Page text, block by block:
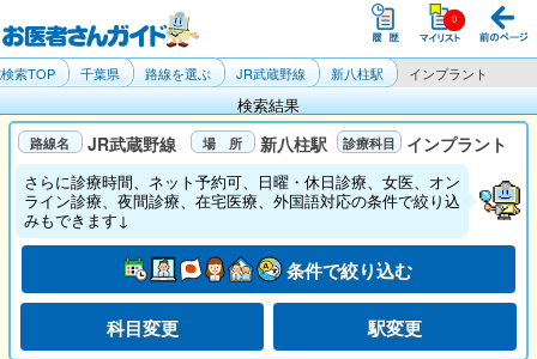
索TOP 千葉県 路線を選ぶ JR武蔵野線 新八柱駅 インプラント
検索結果
JR武蔵野線 新八柱駅 インプラント
さらに診療時間、ネット予約可、日曜・休日診療、女医、オン
ライン診療、夜間診療、在宅医療、外国語対応の条件で絞り込
みもできます↓
条件で絞り込む
科目変更 駅変更